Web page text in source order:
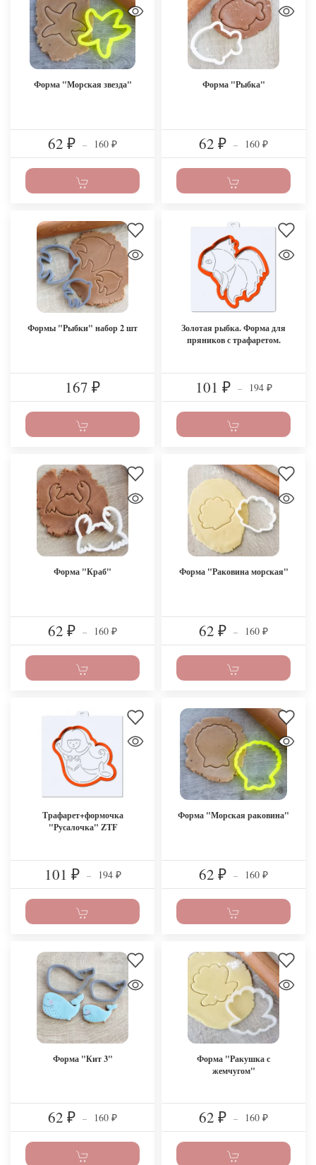
Форма "Морская звезда"
62 ₽ – 160 ₽
Форма "Рыбка"
62 ₽ – 160 ₽
Формы "Рыбки" набор 2 шт
167 ₽
Золотая рыбка. Форма для
пряников с трафаретом.
101 ₽ – 194 ₽
Форма "Краб"
62 ₽ – 160 ₽
Форма "Раковина морская"
62 ₽ – 160 ₽
Трафарет+формочка
"Русалочка" ZTF
101 ₽ – 194 ₽
Форма "Морская раковина"
62 ₽ – 160 ₽
Форма "Кит 3"
62 ₽ – 160 ₽
Форма "Ракушка с
жемчугом"
62 ₽ – 160 ₽